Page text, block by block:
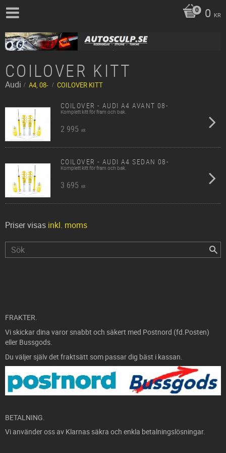
0 KR
COILOVER KITT
Audi A4, 08- COILOVER KITT
COILOVER - AUDI A4 AVANT 08-
Komplett kitt för fram och bak.
2 995 KR
COILOVER - AUDI A4 SEDAN 08-
Komplett kitt för fram och bak.
3 695 KR
Priser visas inkl. moms
FRAKTER.
Vi skickar dina varor snabbt och säkert med Postnord (fd.Posten)
eller Bussgods.
Du väljer själv det fraktsätt som passar dig bäst i kassan.
BETALNING.
Vi använder oss av Klarnas säkra och enkla betalningslösningar.